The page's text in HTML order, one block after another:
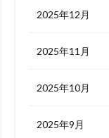
2025年12月
2025年11月
2025年10月
2025年9月